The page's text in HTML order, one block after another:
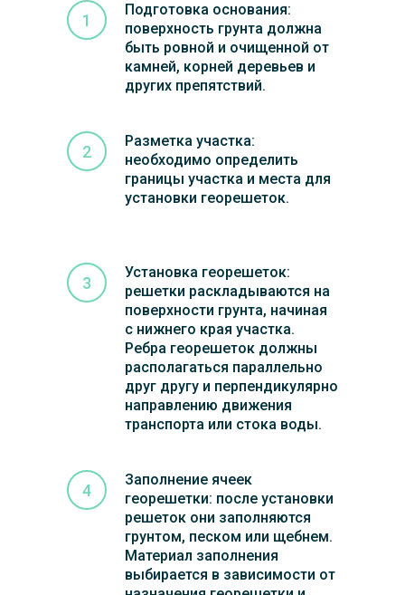
Подготовка основания:
поверхность грунта должна
быть ровной и очищенной от
камней, корней деревьев и
других препятствий.
Разметка участка:
необходимо определить
границы участка и места для
установки георешеток.
Установка георешеток:
решетки раскладываются на
поверхности грунта, начиная
с нижнего края участка.
Ребра георешеток должны
располагаться параллельно
друг другу и перпендикулярно
направлению движения
транспорта или стока воды.
Заполнение ячеек
георешетки: после установки
решеток они заполняются
грунтом, песком или щебнем.
Материал заполнения
выбирается в зависимости от